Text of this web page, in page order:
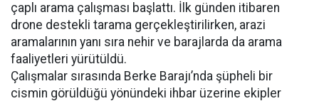
çaplı arama çalışması başlattı. İlk günden itibaren
drone destekli tarama gerçekleştirilirken, arazi
aramalarının yanı sıra nehir ve barajlarda da arama
faaliyetleri yürütüldü.
Çalışmalar sırasında Berke Barajı’nda şüpheli bir
cismin görüldüğü yönündeki ihbar üzerine ekipler